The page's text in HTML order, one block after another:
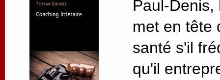
Paul-
met en tête
santé s'il
qu'il